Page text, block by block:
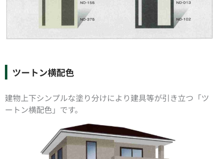
ツートン横配色
建物上下シンプルな塗り分けにより建具等が引き立つ「ツ
ートン横配色」です。